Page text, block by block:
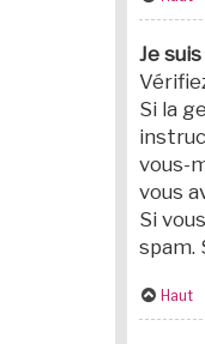
Je
Si la
vous-
vous
Si
spam.
Haut